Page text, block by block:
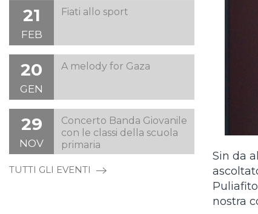
Sin da
nostra
21
FEB
Fiati allo sport
20
GEN
A melody for Gaza
29
NOV
Concerto Banda Giovanile
con le classi della scuola
primaria
TUTTI GLI EVENTI